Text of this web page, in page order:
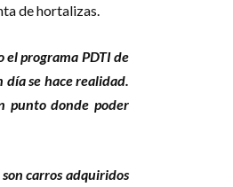
de hortalizas.
el programa PDTI de
se hace realidad.
punto donde poder
carros adquiridos